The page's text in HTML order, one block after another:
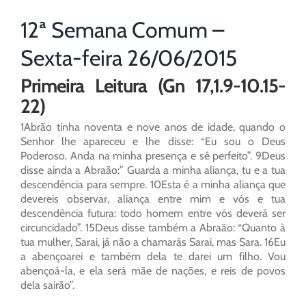
12ª Semana Comum –
Sexta-feira 26/06/2015
Primeira Leitura (Gn 17,1.9-10.15-
22)
1Abrão tinha noventa e nove anos de idade, quando o
Senhor lhe apareceu e lhe disse: “Eu sou o Deus
Poderoso. Anda na minha presença e sê perfeito”. 9Deus
disse ainda a Abraão:” Guarda a minha aliança, tu e a tua
descendência para sempre. 10Esta é a minha aliança que
devereis observar, aliança entre mim e vós e tua
descendência futura: todo homem entre vós deverá ser
circuncidado”. 15Deus disse também a Abraão: “Quanto à
tua mulher, Sarai, já não a chamarás Sarai, mas Sara. 16Eu
a abençoarei e também dela te darei um filho. Vou
abençoá-la, e ela será mãe de nações, e reis de povos
dela sairão”.